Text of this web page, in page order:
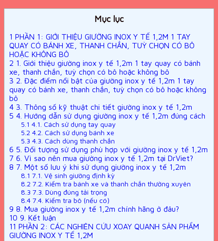
Mục lục
1 PHẦN 1: GIỚI THIỆU GIƯỜNG INOX Y TẾ 1,2M 1 TAY
QUAY CÓ BÁNH XE, THANH CHẮN, TUỲ CHỌN CÓ BÔ
HOẶC KHÔNG BÔ
2 1. Giới thiệu giường inox y tế 1,2m 1 tay quay có bánh
xe, thanh chắn, tuỳ chọn có bô hoặc không bô
3 2. Đặc điểm nổi bật của giường inox y tế 1,2m 1 tay
quay có bánh xe, thanh chắn, tuỳ chọn có bô hoặc không
bô
4 3. Thông số kỹ thuật chi tiết giường inox y tế 1,2m
5 4. Hướng dẫn sử dụng giường inox y tế 1,2m đúng cách
5.1 4.1. Cách sử dụng tay quay
5.2 4.2. Cách sử dụng bánh xe
5.3 4.3. Cách dùng thanh chắn
6 5. Đối tượng sử dụng phù hợp với giường inox y tế 1,2m
7 6. Vì sao nên mua giường inox y tế 1,2m tại DrViet?
8 7. Một số lưu ý khi sử dụng giường inox y tế 1,2m
8.1 7.1. Vệ sinh giường định kỳ
8.2 7.2. Kiểm tra bánh xe và thanh chắn thường xuyên
8.3 7.3. Dùng đúng tải trọng
8.47.4. Kiểm tra bô (nếu có)
9 8. Mua giường inox y tế 1,2m chính hãng ở đâu?
10 9. Kết luận
11 PHẦN 2: CÁC NGHIÊN CỨU XOAY QUANH SẢN PHẨM
GIƯỜNG INOX Y TẾ 1,2M